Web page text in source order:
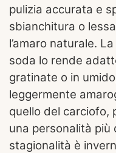
pulizia accurata e
sbianchitura o
l’amaro naturale.
soda lo rende
gratinate o in
leggermente
quello del carciofo,
una personalità più
stagionalità è